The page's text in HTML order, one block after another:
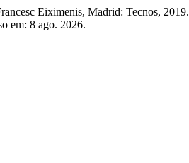
Eiximenis, Madrid: Tecnos, 2019.
em: 8 ago. 2026.